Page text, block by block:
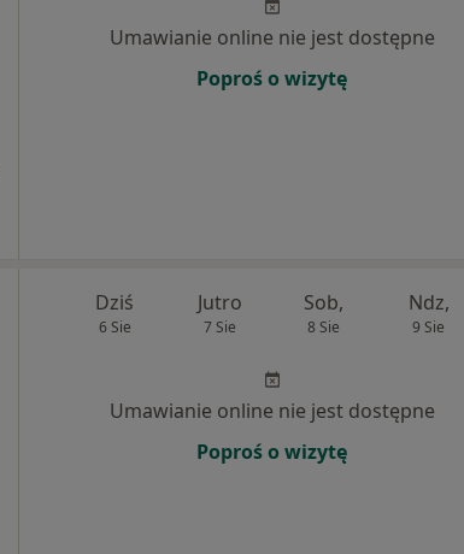
Umawianie online nie jest dostępne
Poproś o wizytę
Dziś
6 Sie
Jutro
7 Sie
Sob,
8 Sie
Ndz,
9 Sie
Umawianie online nie jest dostępne
Poproś o wizytę